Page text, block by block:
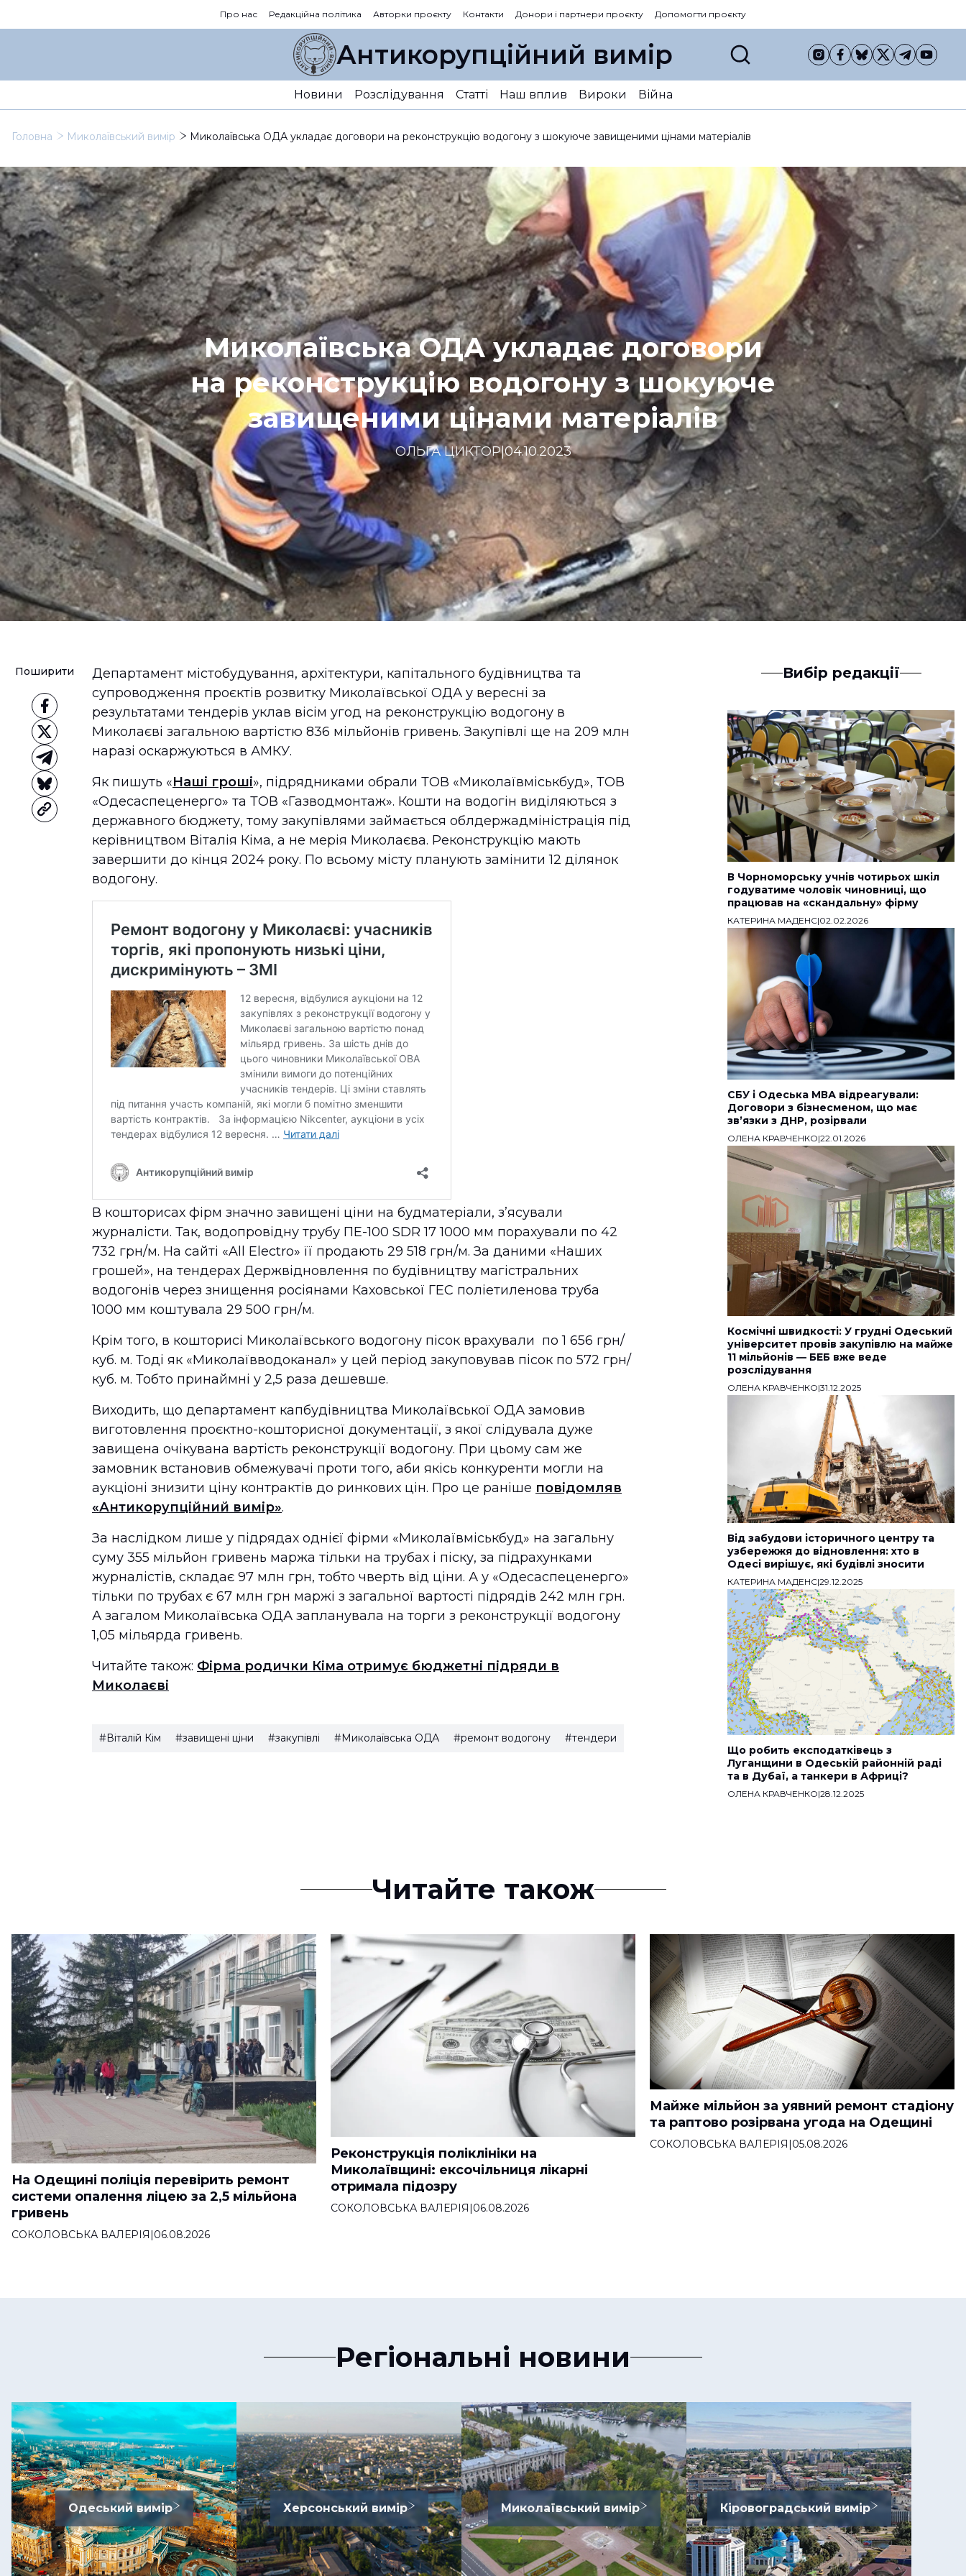
Про нас Редакційна політика Авторки проєкту Контакти Донори і партнери проєкту Допомогти проєкту
Антикорупційний вимір
Новини Розслідування Статті Наш вплив Вироки Війна
Головна Миколаївський вимір Миколаївська ОДА укладає договори на реконструкцію водогону з шокуюче завищеними цінами матеріалів
Миколаївська ОДА укладає договори
на реконструкцію водогону з шокуюче
завищеними цінами матеріалів
ОЛЬГА ЦИКТОР|04.10.2023
Поширити
Департамент містобудування, архітектури, капітального будівництва та
супроводження проєктів розвитку Миколаївської ОДА у вересні за
результатами тендерів уклав вісім угод на реконструкцію водогону в
Миколаєві загальною вартістю 836 мільйонів гривень. Закупівлі ще на 209 млн
наразі оскаржуються в АМКУ.
Як пишуть «Наші гроші», підрядниками обрали ТОВ «Миколаївміськбуд», ТОВ
«Одесаспеценерго» та ТОВ «Газводмонтаж». Кошти на водогін виділяються з
державного бюджету, тому закупівлями займається облдержадміністрація під
керівництвом Віталія Кіма, а не мерія Миколаєва. Реконструкцію мають
завершити до кінця 2024 року. По всьому місту планують замінити 12 ділянок
водогону.
В кошторисах фірм значно завищені ціни на будматеріали, з’ясували
журналісти. Так, водопровідну трубу ПЕ-100 SDR 17 1000 мм порахували по 42
732 грн/м. На сайті «All Electro» її продають 29 518 грн/м. За даними «Наших
грошей», на тендерах Держвідновлення по будівництву магістральних
водогонів через знищення росіянами Каховської ГЕС поліетиленова труба
1000 мм коштувала 29 500 грн/м.
Крім того, в кошторисі Миколаївського водогону пісок врахували по 1 656 грн/
куб. м. Тоді як «Миколаївводоканал» у цей період закуповував пісок по 572 грн/
куб. м. Тобто принаймні у 2,5 раза дешевше.
Виходить, що департамент капбудівництва Миколаївської ОДА замовив
виготовлення проєктно-кошторисної документації, з якої слідувала дуже
завищена очікувана вартість реконструкції водогону. При цьому сам же
замовник встановив обмежувачі проти того, аби якісь конкуренти могли на
аукціоні знизити ціну контрактів до ринкових цін. Про це раніше повідомляв
«Антикорупційний вимір».
За наслідком лише у підрядах однієї фірми «Миколаївміськбуд» на загальну
суму 355 мільйон гривень маржа тільки на трубах і піску, за підрахунками
журналістів, складає 97 млн грн, тобто чверть від ціни. А у «Одесаспеценерго»
тільки по трубах є 67 млн грн маржі з загальної вартості підрядів 242 млн грн.
А загалом Миколаївська ОДА запланувала на торги з реконструкції водогону
1,05 мільярда гривень.
Читайте також: Фірма родички Кіма отримує бюджетні підряди в
Миколаєві
#Віталій Кім #завищені ціни #закупівлі #Миколаївська ОДА #ремонт водогону #тендери
Вибір редакції
В Чорноморську учнів чотирьох шкіл
годуватиме чоловік чиновниці, що
працював на «скандальну» фірму
КАТЕРИНА МАДЕНС|02.02.2026
СБУ і Одеська МВА відреагували:
Договори з бізнесменом, що має
звʼязки з ДНР, розірвали
ОЛЕНА КРАВЧЕНКО|22.01.2026
Космічні швидкості: У грудні Одеський
університет провів закупівлю на майже
11 мільйонів — БЕБ вже веде
розслідування
ОЛЕНА КРАВЧЕНКО|31.12.2025
Від забудови історичного центру та
узбережжя до відновлення: хто в
Одесі вирішує, які будівлі зносити
КАТЕРИНА МАДЕНС|29.12.2025
Що робить експодатківець з
Луганщини в Одеській районній раді
та в Дубаї, а танкери в Африці?
ОЛЕНА КРАВЧЕНКО|28.12.2025
Читайте також
На Одещині поліція перевірить ремонт
системи опалення ліцею за 2,5 мільйона
гривень
СОКОЛОВСЬКА ВАЛЕРІЯ|06.08.2026
Реконструкція поліклініки на
Миколаївщині: ексочільниця лікарні
отримала підозру
СОКОЛОВСЬКА ВАЛЕРІЯ|06.08.2026
Майже мільйон за уявний ремонт стадіону
та раптово розірвана угода на Одещині
СОКОЛОВСЬКА ВАЛЕРІЯ|05.08.2026
Регіональні новини
Одеський вимір Херсонський вимір Миколаївський вимір Кіровоградський вимір